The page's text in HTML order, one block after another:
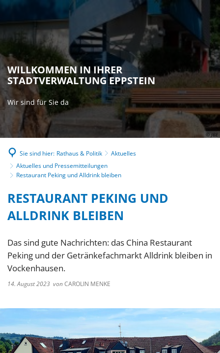
© JBE
WILLKOMMEN IN IHRER
STADTVERWALTUNG EPPSTEIN
Wir sind für Sie da
Sie sind hier: Rathaus & Politik
Aktuelles
Aktuelles und Pressemitteilungen
Restaurant Peking und Alldrink bleiben
RESTAURANT PEKING UND
ALLDRINK BLEIBEN
Das sind gute Nachrichten: das China Restaurant
Peking und der Getränkefachmarkt Alldrink bleiben in
Vockenhausen.
14. August 2023 vonCAROLIN MENKE